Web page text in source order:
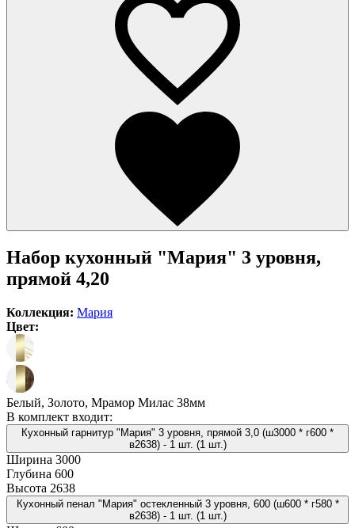
Набор кухонный "Мария" 3 уровня,
прямой 4,20
Коллекция: Мария
Цвет:
Белый, Золото, Мрамор Милас 38мм
В комплект входит:
Кухонный гарнитур "Мария" 3 уровня, прямой 3,0 (ш3000 * г600 *
в2638) - 1 шт. (1 шт.)
Ширина 3000
Глубина 600
Высота 2638
Кухонный пенал "Мария" остекленный 3 уровня, 600 (ш600 * г580 *
в2638) - 1 шт. (1 шт.)